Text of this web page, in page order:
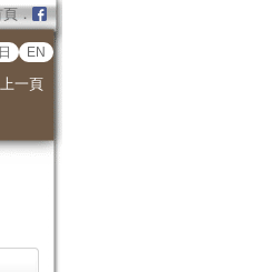
頁．
日 EN
上一頁